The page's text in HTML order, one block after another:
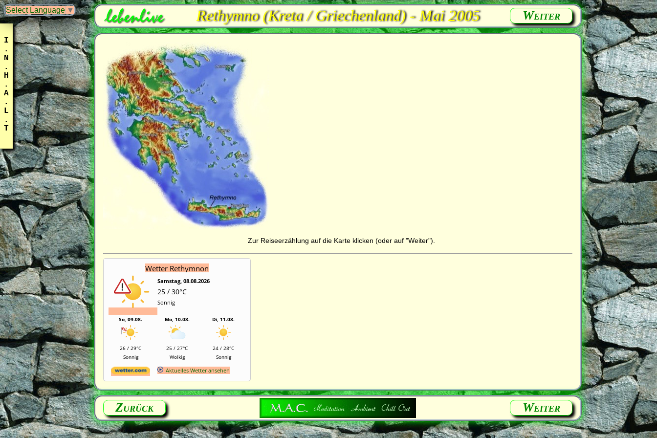
I
.
N
.
H
.
A
.
L
.
T
Select Language ▼ Rethymno (Kreta / Griechenland) - Mai 2005 Weiter
Zur Reiseerzählung auf die Karte klicken (oder auf "Weiter").
Wetter Rethymnon
Samstag, 08.08.2026
25 / 30°C
Sonnig
So, 09.08.
26 / 29°C
Sonnig
Mo, 10.08.
25 / 27°C
Wolkig
Di, 11.08.
24 / 28°C
Sonnig
Aktuelles Wetter ansehen
Zurück Weiter